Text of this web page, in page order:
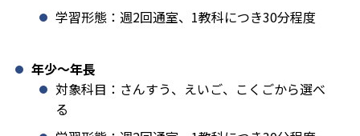
学習形態：週2回通室、1教科につき30分程度
年少〜年長
対象科目：さんすう、えいご、こくごから選べ
る